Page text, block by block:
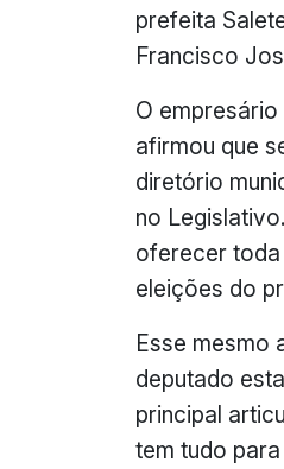
prefeita
Francisco
O
afirmou que
diretório
no
oferecer toda
eleições do
Esse mesmo
deputado
principal
tem tudo